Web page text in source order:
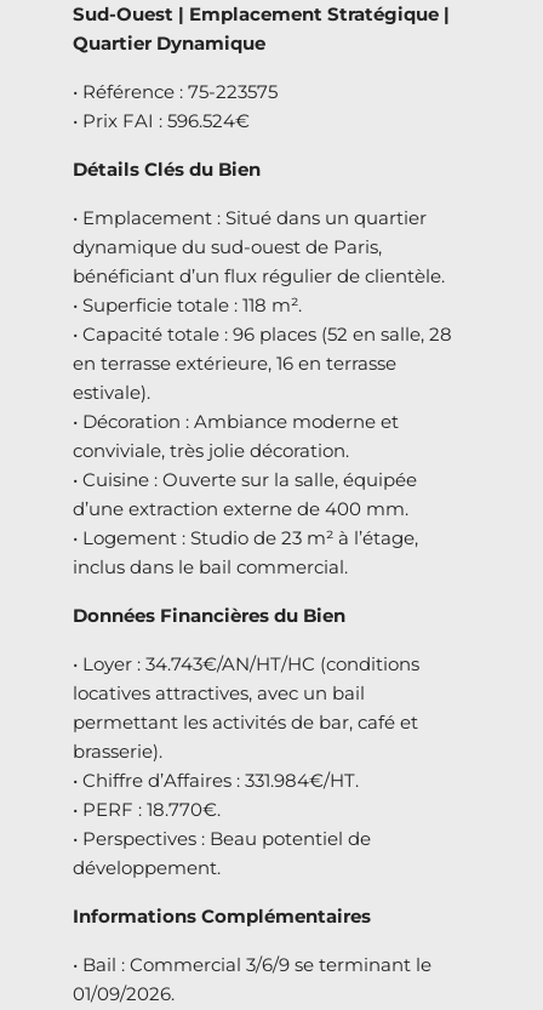
Sud-Ouest | Emplacement Stratégique |
Quartier Dynamique
• Référence : 75-223575
• Prix FAI : 596.524€
Détails Clés du Bien
• Emplacement : Situé dans un quartier
dynamique du sud-ouest de Paris,
bénéficiant d’un flux régulier de clientèle.
• Superficie totale : 118 m².
• Capacité totale : 96 places (52 en salle, 28
en terrasse extérieure, 16 en terrasse
estivale).
• Décoration : Ambiance moderne et
conviviale, très jolie décoration.
• Cuisine : Ouverte sur la salle, équipée
d’une extraction externe de 400 mm.
• Logement : Studio de 23 m² à l’étage,
inclus dans le bail commercial.
Données Financières du Bien
• Loyer : 34.743€/AN/HT/HC (conditions
locatives attractives, avec un bail
permettant les activités de bar, café et
brasserie).
• Chiffre d’Affaires : 331.984€/HT.
• PERF : 18.770€.
• Perspectives : Beau potentiel de
développement.
Informations Complémentaires
• Bail : Commercial 3/6/9 se terminant le
01/09/2026.